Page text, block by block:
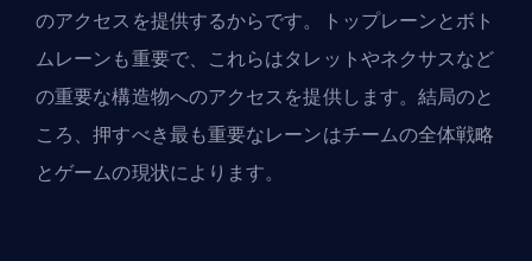
のアクセスを提供するからです。トップレーンとボト
ムレーンも重要で、これらはタレットやネクサスなど
の重要な構造物へのアクセスを提供します。結局のと
ころ、押すべき最も重要なレーンはチームの全体戦略
とゲームの現状によります。